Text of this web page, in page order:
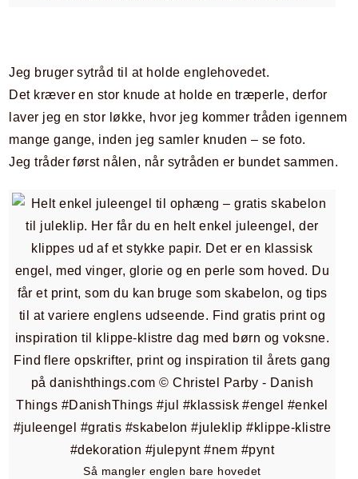
Jeg bruger sytråd til at holde englehovedet.
Det kræver en stor knude at holde en træperle, derfor
laver jeg en stor løkke, hvor jeg kommer tråden igennem
mange gange, inden jeg samler knuden – se foto.
Jeg tråder først nålen, når sytråden er bundet sammen.
Så mangler englen bare hovedet